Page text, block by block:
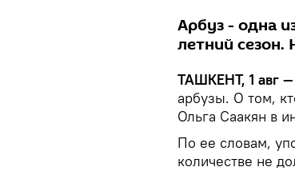
Арбуз - одна
летний сезон.
ТАШКЕНТ, 1 авг
арбузы. О том,
Ольга Саакян в
По ее словам,
количестве не